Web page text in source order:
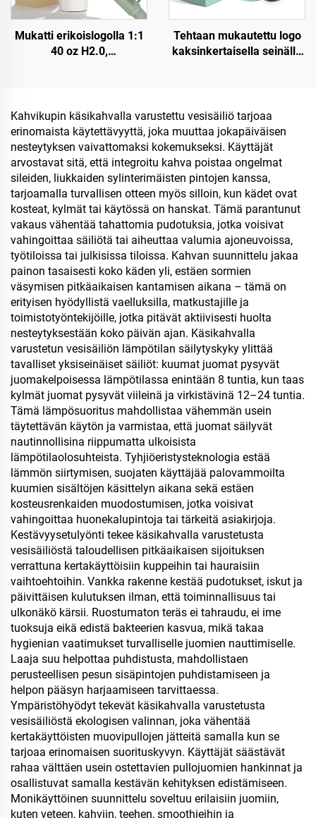
Mukatti erikoislogolla 1:1
40 oz H2.0,
arkinpäivään ja retkeilyyn
Tehtaan mukautettu logo
kaksinkertaisella seinällä
Kahvikupin käsikahvalla varustettu vesisäiliö tarjoaa
erinomaista käytettävyyttä, joka muuttaa jokapäiväisen
nesteytyksen vaivattomaksi kokemukseksi. Käyttäjät
arvostavat sitä, että integroitu kahva poistaa ongelmat
sileiden, liukkaiden sylinterimäisten pintojen kanssa,
tarjoamalla turvallisen otteen myös silloin, kun kädet ovat
kosteat, kylmät tai käytössä on hanskat. Tämä parantunut
vakaus vähentää tahattomia pudotuksia, jotka voisivat
vahingoittaa säiliötä tai aiheuttaa valumia ajoneuvoissa,
työtiloissa tai julkisissa tiloissa. Kahvan suunnittelu jakaa
painon tasaisesti koko käden yli, estäen sormien
väsymisen pitkäaikaisen kantamisen aikana – tämä on
erityisen hyödyllistä vaelluksilla, matkustajille ja
toimistotyöntekijöille, jotka pitävät aktiivisesti huolta
nesteytyksestään koko päivän ajan. Käsikahvalla
varustetun vesisäiliön lämpötilan säilytyskyky ylittää
tavalliset yksiseinäiset säiliöt: kuumat juomat pysyvät
juomakelpoisessa lämpötilassa enintään 8 tuntia, kun taas
kylmät juomat pysyvät viileinä ja virkistävinä 12–24 tuntia.
Tämä lämpösuoritus mahdollistaa vähemmän usein
täytettävän käytön ja varmistaa, että juomat säilyvät
nautinnollisina riippumatta ulkoisista
lämpötilaolosuhteista. Tyhjiöeristysteknologia estää
lämmön siirtymisen, suojaten käyttäjää palovammoilta
kuumien sisältöjen käsittelyn aikana sekä estäen
kosteusrenkaiden muodostumisen, jotka voisivat
vahingoittaa huonekalupintoja tai tärkeitä asiakirjoja.
Kestävyysetulyönti tekee käsikahvalla varustetusta
vesisäiliöstä taloudellisen pitkäaikaisen sijoituksen
verrattuna kertakäyttöisiin kuppeihin tai hauraisiin
vaihtoehtoihin. Vankka rakenne kestää pudotukset, iskut ja
päivittäisen kulutuksen ilman, että toiminnallisuus tai
ulkonäkö kärsii. Ruostumaton teräs ei tahraudu, ei ime
tuoksuja eikä edistä bakteerien kasvua, mikä takaa
hygienian vaatimukset turvalliselle juomien nauttimiselle.
Laaja suu helpottaa puhdistusta, mahdollistaen
perusteellisen pesun sisäpintojen puhdistamiseen ja
helpon pääsyn harjaamiseen tarvittaessa.
Ympäristöhyödyt tekevät käsikahvalla varustetusta
vesisäiliöstä ekologisen valinnan, joka vähentää
kertakäyttöisten muovipullojen jätteitä samalla kun se
tarjoaa erinomaisen suorituskyvyn. Käyttäjät säästävät
rahaa välttäen usein ostettavien pullojuomien hankinnat ja
osallistuvat samalla kestävän kehityksen edistämiseen.
Monikäyttöinen suunnittelu soveltuu erilaisiin juomiin,
kuten veteen, kahviin, teehen, smoothieihin ja